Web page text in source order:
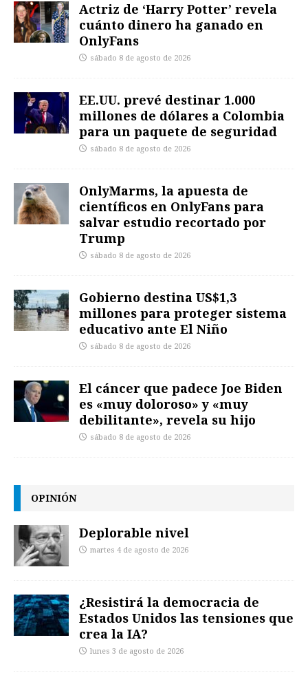
Actriz de ‘Harry Potter’ revela
cuánto dinero ha ganado en
OnlyFans
sábado 8 de agosto de 2026
EE.UU. prevé destinar 1.000
millones de dólares a Colombia
para un paquete de seguridad
sábado 8 de agosto de 2026
OnlyMarms, la apuesta de
científicos en OnlyFans para
salvar estudio recortado por
Trump
sábado 8 de agosto de 2026
Gobierno destina US$1,3
millones para proteger sistema
educativo ante El Niño
sábado 8 de agosto de 2026
El cáncer que padece Joe Biden
es «muy doloroso» y «muy
debilitante», revela su hijo
sábado 8 de agosto de 2026
OPINIÓN
Deplorable nivel
martes 4 de agosto de 2026
¿Resistirá la democracia de
Estados Unidos las tensiones que
crea la IA?
lunes 3 de agosto de 2026